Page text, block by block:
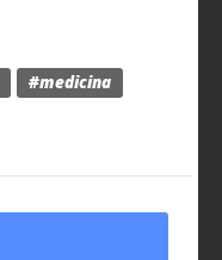
#medicina